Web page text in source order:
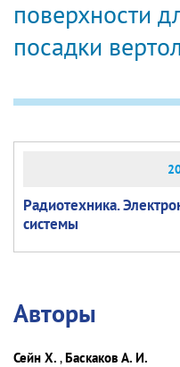
поверхности
посадки
Радиотехника.
системы
Авторы
Сейн Х. ,Баскаков А. И.